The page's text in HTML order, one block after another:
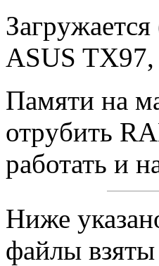
ASUS
Памяти на
отpyбить
pаботать и
Ниже
файлы